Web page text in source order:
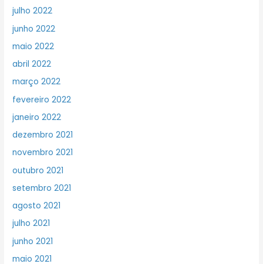
julho 2022
junho 2022
maio 2022
abril 2022
março 2022
fevereiro 2022
janeiro 2022
dezembro 2021
novembro 2021
outubro 2021
setembro 2021
agosto 2021
julho 2021
junho 2021
maio 2021